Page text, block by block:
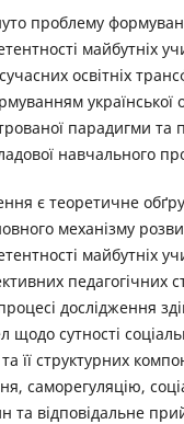
проблему
майбутніх
освітніх
української
парадигми та
навчального
є теоретичне
механізму
майбутніх
педагогічних
дослідження
щодо сутності
її структурних
саморегуляцію,
та відповідальне